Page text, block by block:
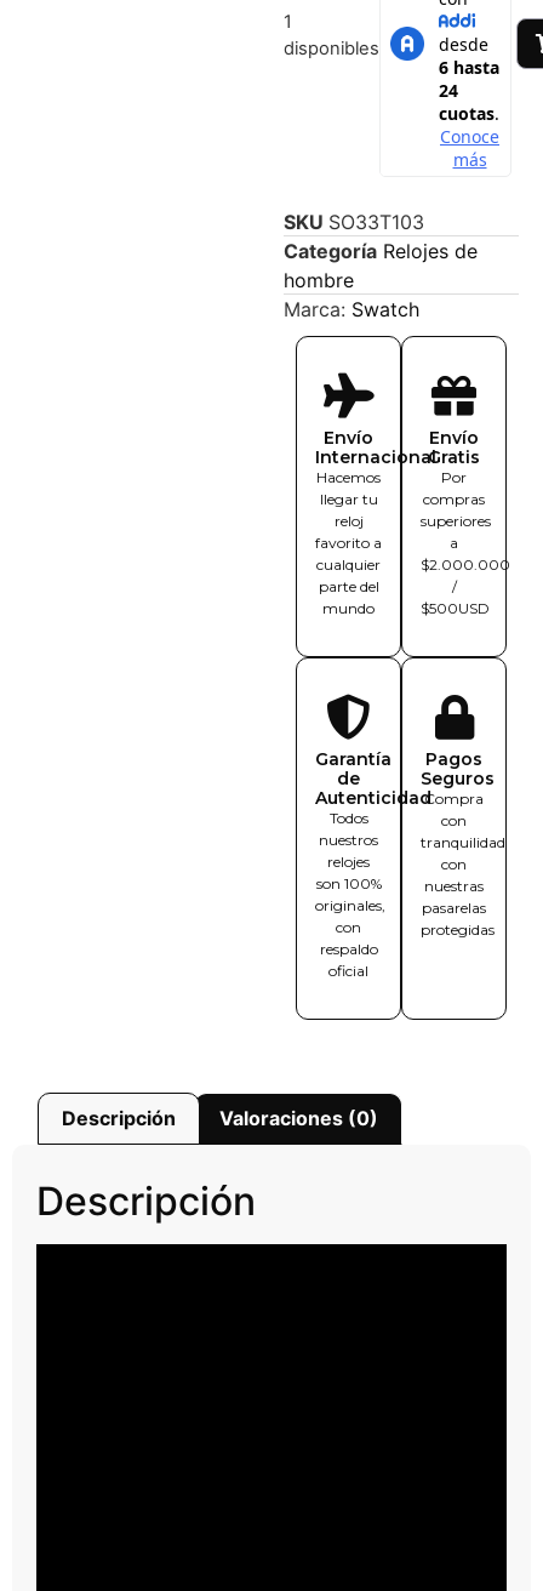
1
disponibles
SKU SO33T103
Categoría Relojes de
hombre
Marca: Swatch
Envío
Internacional
Hacemos
llegar tu
reloj
favorito a
cualquier
parte del
mundo
Envío
Gratis
Por
compras
superiores
a
$2.000.000
/
$500USD
Garantía
de
Autenticidad
Todos
nuestros
relojes
son 100%
originales,
con
respaldo
oficial
Pagos
Seguros
Compra
con
tranquilidad
con
nuestras
pasarelas
protegidas
Descripción Valoraciones (0)
Descripción